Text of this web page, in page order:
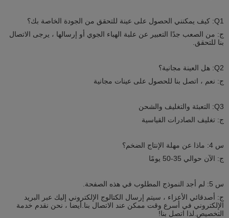
Q1: كيف يمكنني الحصول على عينة للتحقق من الجودة الخاصة بك؟
ج: من الصعب جدًا التعبير عن علبة الهباء الجوي أو إرسالها ، يرجى الاتصال
بنا للتحقق.
Q2: هل العينة مجانية؟
ج: نعم ، اتصل بنا للحصول على عينات مجانية
Q3: التعبئة والتغليف والشحن
ج: تغليف الصادرات القياسية
س 4: ماذا عن مهلة الإنتاج الضخم؟
ج: الآن حوالي 35-50 يومًا
س 5: لم أجد النموذج المطلوب في هذه الصفحة.
ج: أصدقائي الأعزاء ، سيتم إرسال الكتالوج الإلكتروني إليك عبر البريد
الإلكتروني في أسرع وقت ممكن عند الاتصال بنا.أيضا ، نحن نقدم خدمة
التخصيص.لذا اتصل بنا!